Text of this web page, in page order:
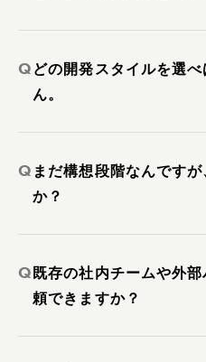
Q どの開発スタイルを選
ん。
Q まだ構想段階なんです
か？
Q既存の社内チームや外
頼できますか？